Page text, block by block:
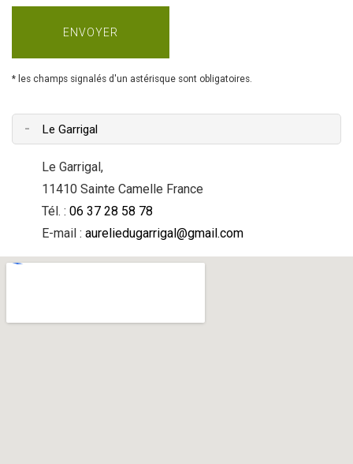
* les champs signalés d'un astérisque sont obligatoires.
Le Garrigal
-
Le Garrigal,
11410 Sainte Camelle France
Tél. : 06 37 28 58 78
E-mail : aureliedugarrigal@gmail.com